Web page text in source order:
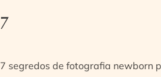
7
7 segredos de fotografia newborn